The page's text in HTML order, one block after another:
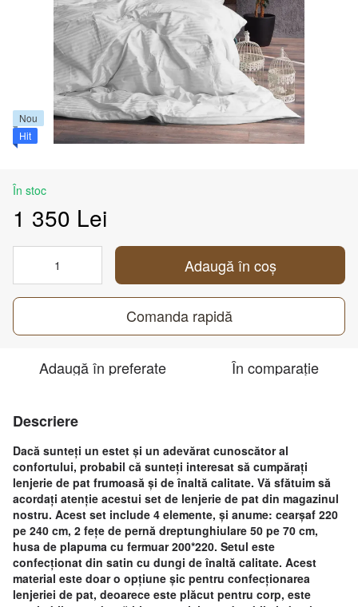
Nou
Hit
În stoc
1 350 Lei
Adaugă în coș
Comanda rapidă
Adaugă în preferate În comparație
Descriere
Dacă sunteți un estet și un adevărat cunoscător al
confortului, probabil că sunteți interesat să cumpărați
lenjerie de pat frumoasă și de înaltă calitate. Vă sfătuim să
acordați atenție acestui set de lenjerie de pat din magazinul
nostru. Acest set include 4 elemente, și anume: cearșaf 220
pe 240 cm, 2 fețe de pernă dreptunghiulare 50 pe 70 cm,
husa de plapuma cu fermuar 200*220. Setul este
confecționat din satin cu dungi de înaltă calitate. Acest
material este doar o opțiune șic pentru confecționarea
lenjeriei de pat, deoarece este plăcut pentru corp, este